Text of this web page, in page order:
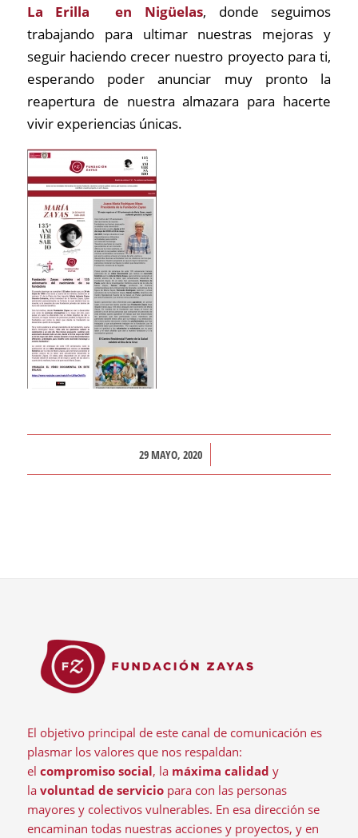
La Erilla en Nigüelas, donde seguimos
trabajando para ultimar nuestras mejoras y
seguir haciendo crecer nuestro proyecto para ti,
esperando poder anunciar muy pronto la
reapertura de nuestra almazara para hacerte
vivir experiencias únicas.
29 MAYO, 2020
/
El objetivo principal de este canal de comunicación es
plasmar los valores que nos respaldan:
el compromiso social, la máxima calidad y
la voluntad de serviciopara con las personas
mayores y colectivos vulnerables. En esa dirección se
encaminan todas nuestras acciones y proyectos, y en